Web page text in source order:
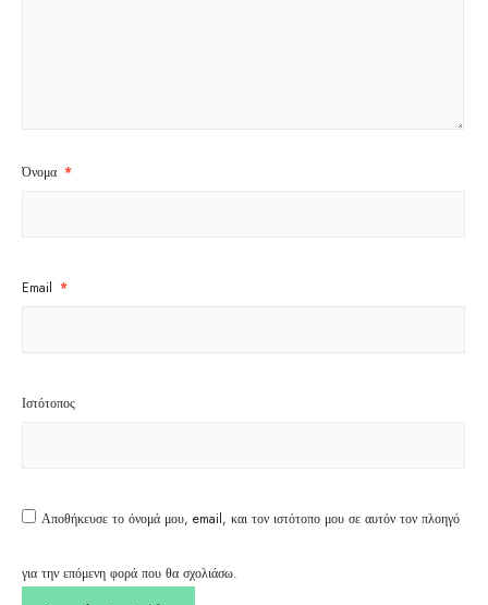
Όνομα *
Email *
Ιστότοπος
Αποθήκευσε το όνομά μου, email, και τον ιστότοπο μου σε αυτόν τον πλοηγό
για την επόμενη φορά που θα σχολιάσω.